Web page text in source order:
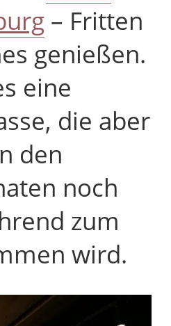
– Fritten
genießen.
eine
die aber
den
noch
zum
wird.